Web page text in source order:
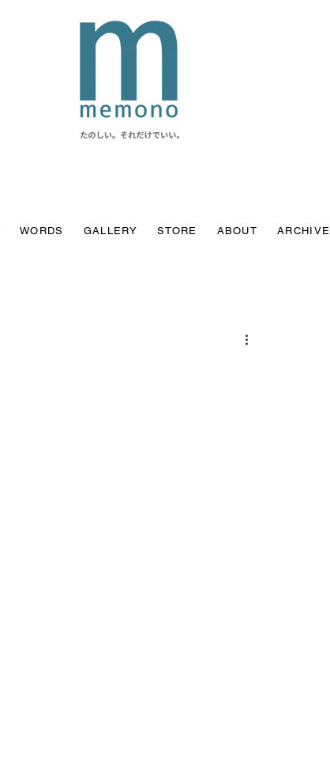
WORDS GALLERY STORE ABOUT ARCHIVE